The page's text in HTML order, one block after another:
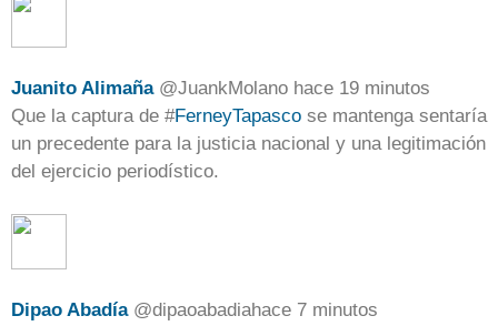
Juanito Alimaña @JuankMolano hace 19 minutos
Que la captura de #FerneyTapasco se mantenga sentaría
un precedente para la justicia nacional y una legitimación
del ejercicio periodístico.
Dipao Abadía @dipaoabadiahace 7 minutos